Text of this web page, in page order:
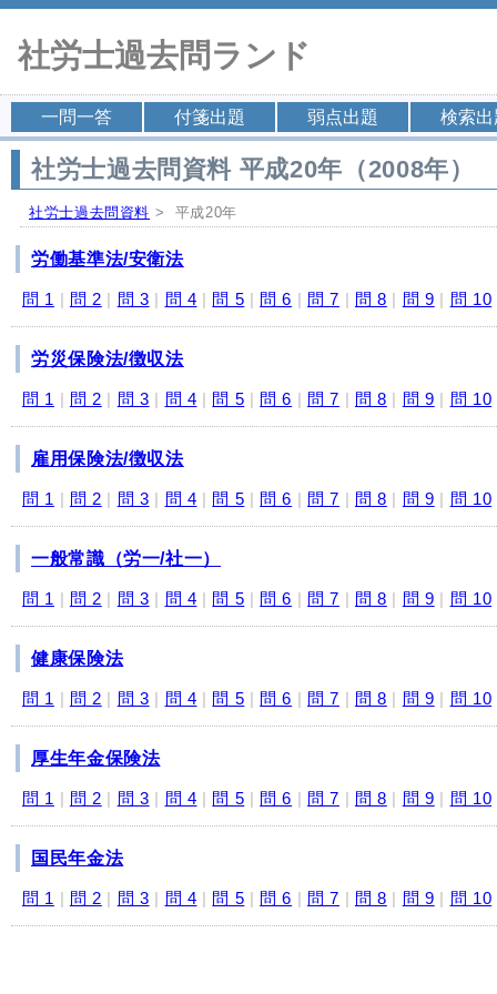
社労士過去問ランド
一問一答 付箋出題 弱点出題 検索出
社労士過去問資料 平成20年（2008年）
社労士過去問資料 > 平成20年
労働基準法/安衛法
問 1 | 問 2 | 問 3 | 問 4 | 問 5 | 問 6 | 問 7 | 問 8 | 問 9 | 問 10
労災保険法/徴収法
問 1 | 問 2 | 問 3 | 問 4 | 問 5 | 問 6 | 問 7 | 問 8 | 問 9 | 問 10
雇用保険法/徴収法
問 1 | 問 2 | 問 3 | 問 4 | 問 5 | 問 6 | 問 7 | 問 8 | 問 9 | 問 10
一般常識（労一/社一）
問 1 | 問 2 | 問 3 | 問 4 | 問 5 | 問 6 | 問 7 | 問 8 | 問 9 | 問 10
健康保険法
問 1 | 問 2 | 問 3 | 問 4 | 問 5 | 問 6 | 問 7 | 問 8 | 問 9 | 問 10
厚生年金保険法
問 1 | 問 2 | 問 3 | 問 4 | 問 5 | 問 6 | 問 7 | 問 8 | 問 9 | 問 10
国民年金法
問 1 | 問 2 | 問 3 | 問 4 | 問 5 | 問 6 | 問 7 | 問 8 | 問 9 | 問 10